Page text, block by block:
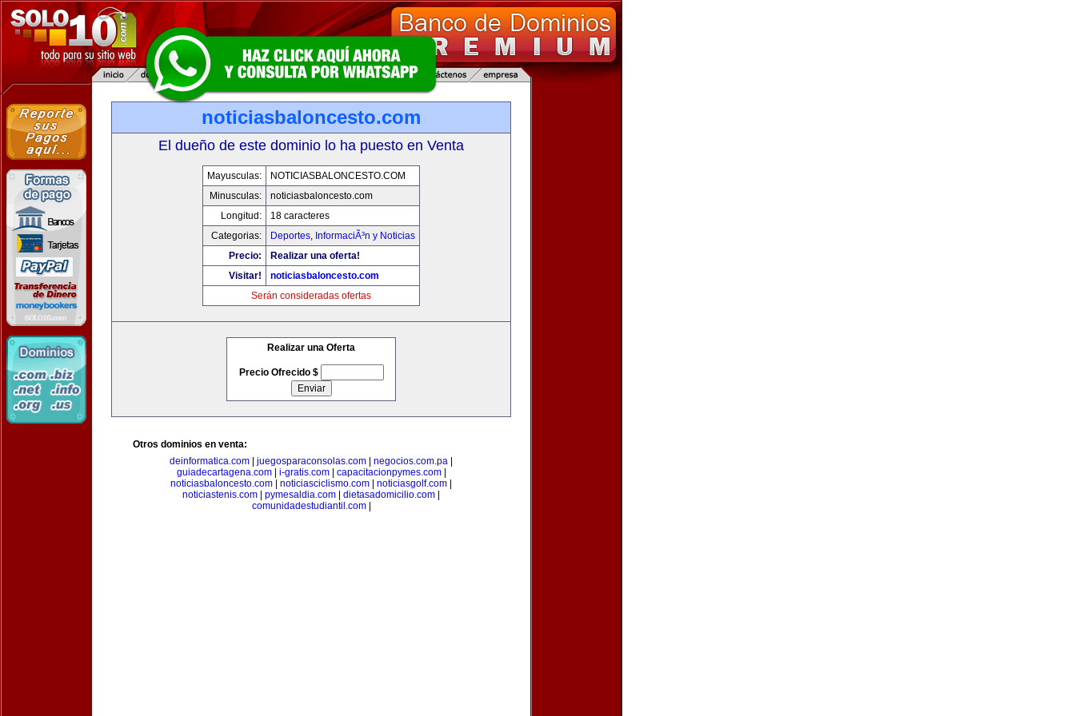
noticiasbaloncesto.com
El dueño de este dominio lo ha puesto en Venta
Mayusculas:
NOTICIASBALONCESTO.COM
Minusculas:
noticiasbaloncesto.com
Longitud:
18 caracteres
Categorias:
Deportes, InformaciÃ³n y Noticias
Precio:
Realizar una oferta!
Visitar!
noticiasbaloncesto.com
Serán consideradas ofertas
Realizar una Oferta
Precio Ofrecido $
Otros dominios en venta:
deinformatica.com
juegosparaconsolas.com negocios.com.pa
guiadecartagena.com| i-gratis.com| capacitacionpymes.com|
noticiasbaloncesto.com
noticiasciclismo.com noticiasgolf.com
noticiastenis.com
pymesaldia.com dietasadomicilio.com
comunidadestudiantil.com|